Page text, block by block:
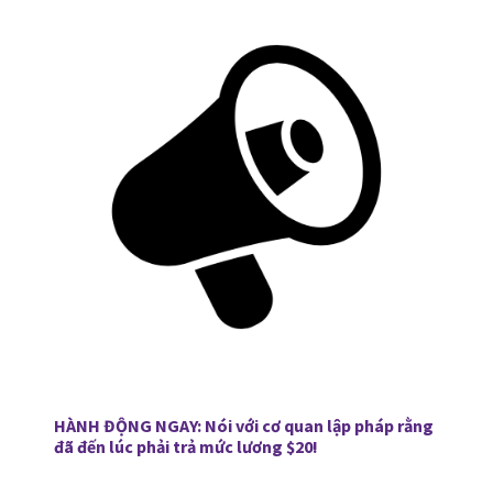
HÀNH ĐỘNG NGAY: Nói với cơ quan lập pháp rằng
đã đến lúc phải trả mức lương $20!